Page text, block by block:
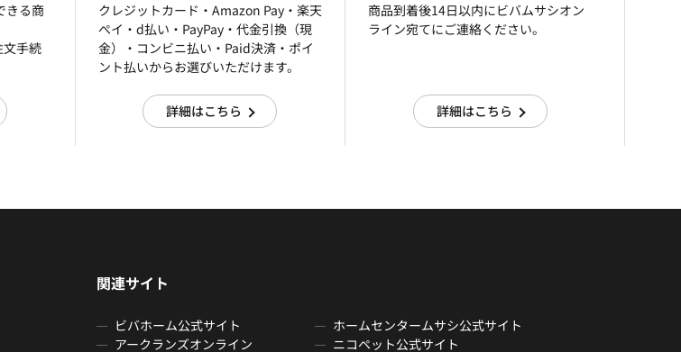
きる商
手続
クレジットカード・Amazon Pay・楽天
ぺイ・d払い・PayPay・代金引換（現
金）・コンビニ払い・Paid決済・ポイ
ント払いからお選びいただけます。
詳細はこちら
商品到着後14日以内にビバムサシオン
ライン宛てにご連絡ください。
詳細はこちら
関連サイト
ビバホーム公式サイト
ホームセンタームサシ公式サイト
アークランズオンライン
ニコペット公式サイト